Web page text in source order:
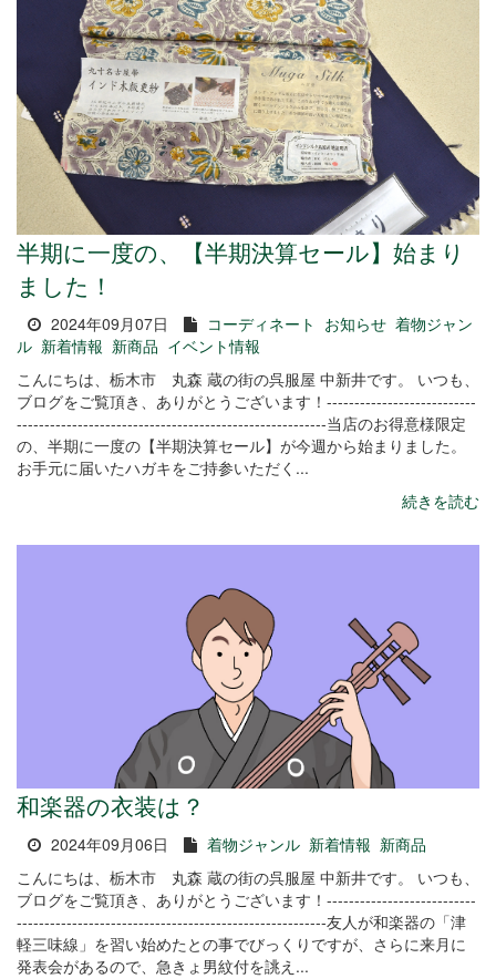
半期に一度の、【半期決算セール】始まり
ました！
2024年09月07日 コーディネート お知らせ 着物ジャン
ル 新着情報 新商品 イベント情報
こんにちは、栃木市 丸森 蔵の街の呉服屋 中新井です。 いつも、
ブログをご覧頂き、ありがとうございます！---------------------------
--------------------------------------------------------当店のお得意様限定
の、半期に一度の【半期決算セール】が今週から始まりました。
お手元に届いたハガキをご持参いただく...
続きを読む
和楽器の衣装は？
2024年09月06日 着物ジャンル 新着情報 新商品
こんにちは、栃木市 丸森 蔵の街の呉服屋 中新井です。 いつも、
ブログをご覧頂き、ありがとうございます！---------------------------
--------------------------------------------------------友人が和楽器の「津
軽三味線」を習い始めたとの事でびっくりですが、さらに来月に
発表会があるので、急きょ男紋付を誂え...